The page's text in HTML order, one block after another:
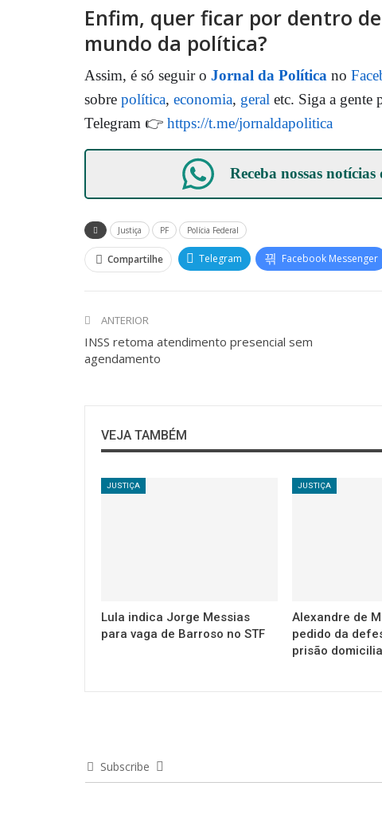
Enfim, quer ficar por dentro
mundo da política?
Assim, é só seguir o Jornal da Política no
sobre política, economia, geral etc. Siga a gente
Telegram 👉 https://t.me/jornaldapolitica
Receba nossas
Justiça PF Polícia Federal
Compartilhe Telegram Facebook Messenger
ANTERIOR
INSS retoma atendimento presencial sem
agendamento
VEJA TAMBÉM
JUSTIÇA
Lula indica Jorge Messias
para vaga de Barroso no STF
JUSTIÇA
Alexandre de
pedido da
prisão
Subscribe